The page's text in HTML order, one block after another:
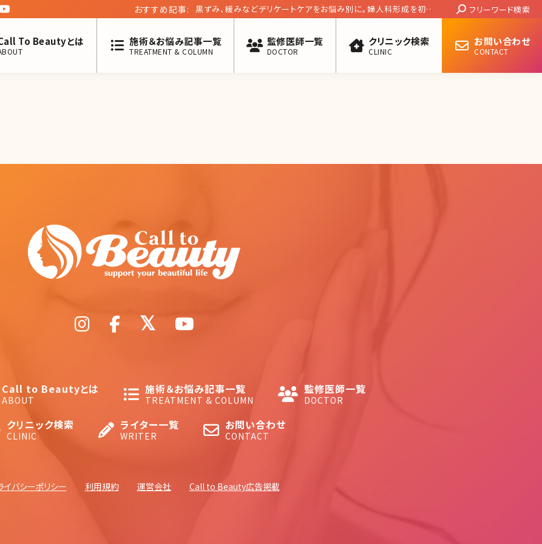
おすすめ記事:
黒ずみ、緩みなどデリケートケアをお悩み別に。婦人科形成を初め
Search:
フリーワード検索
To Beautyとは 施術＆お悩み記事一覧
TREATMENT & COLUMN
監修医師一覧
DOCTOR
クリニック検索
CLINIC
お問い合わせ
CONTACT
Call to Beautyとは
ABOUT
施術＆お悩み記事一覧
TREATMENT & COLUMN
監修医師一覧
DOCTOR
クリニック検索
CLINIC
ライター一覧
WRITER
お問い合わせ
CONTACT
イバシーポリシー 利用規約 運営会社 Call to Beauty広告掲載